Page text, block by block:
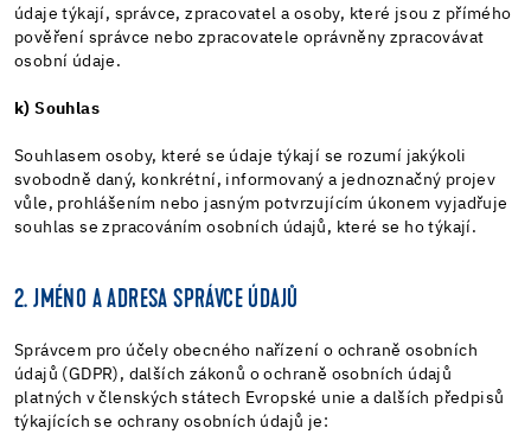
údaje týkají, správce, zpracovatel a osoby, které jsou z přímého
pověření správce nebo zpracovatele oprávněny zpracovávat
osobní údaje.
k) Souhlas
Souhlasem osoby, které se údaje týkají se rozumí jakýkoli
svobodně daný, konkrétní, informovaný a jednoznačný projev
vůle, prohlášením nebo jasným potvrzujícím úkonem vyjadřuje
souhlas se zpracováním osobních údajů, které se ho týkají.
2. JMÉNO A ADRESA SPRÁVCE ÚDAJŮ
Správcem pro účely obecného nařízení o ochraně osobních
údajů (GDPR), dalších zákonů o ochraně osobních údajů
platných v členských státech Evropské unie a dalších předpisů
týkajících se ochrany osobních údajů je: